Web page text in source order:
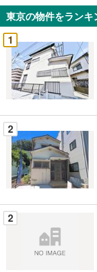
知
を
受
け
取
る
・
条
件
を
マ
イ
ペ
ー
に
保
東京の物件をランキ
1
2
2